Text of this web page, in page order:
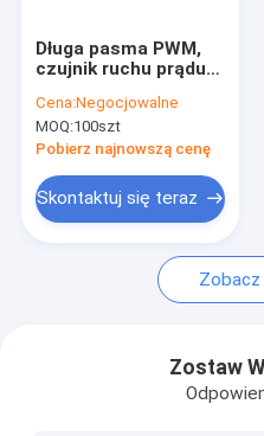
Nowości
Poproś o wycenę
Długa pasma PWM,
czujnik ruchu prądu
zdalnego sterowania,
maksymalnie 6 m
Cena:Negocjowalne
MOQ:100szt
Pobierz najnowszą cenę
Skontaktuj się teraz
Zostaw